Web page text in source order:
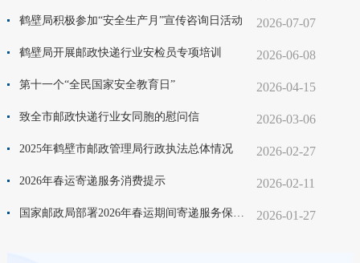
鹤壁局积极参加“安全生产月”宣传咨询日活动 2026-07-07
鹤壁局开展邮政快递行业安检员专项培训 2026-06-08
第十一个“全民国家安全教育日” 2026-04-15
致全市邮政快递行业女同胞的慰问信 2026-03-06
2025年鹤壁市邮政管理局行政执法总体情况 2026-02-27
2026年春运寄递服务消费提示 2026-02-11
国家邮政局部署2026年春运期间寄递服务保障工作 2026-01-27